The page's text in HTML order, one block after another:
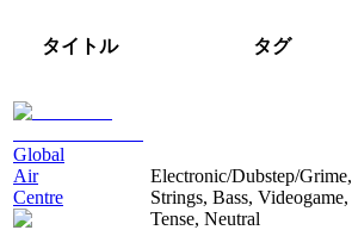
タイトル タグ
Global
Air
Centre
Electronic/Dubstep/Grime,
Strings, Bass, Videogame,
Tense, Neutral